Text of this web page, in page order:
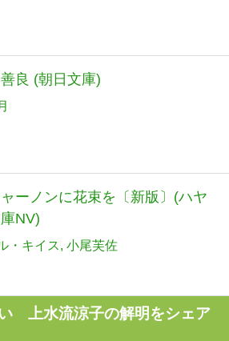
良 (朝日文庫)
ーノンに花束を〔新版〕(ハヤ
NV)
・キイス 小尾芙佐
上水流涼子の解明をシェア